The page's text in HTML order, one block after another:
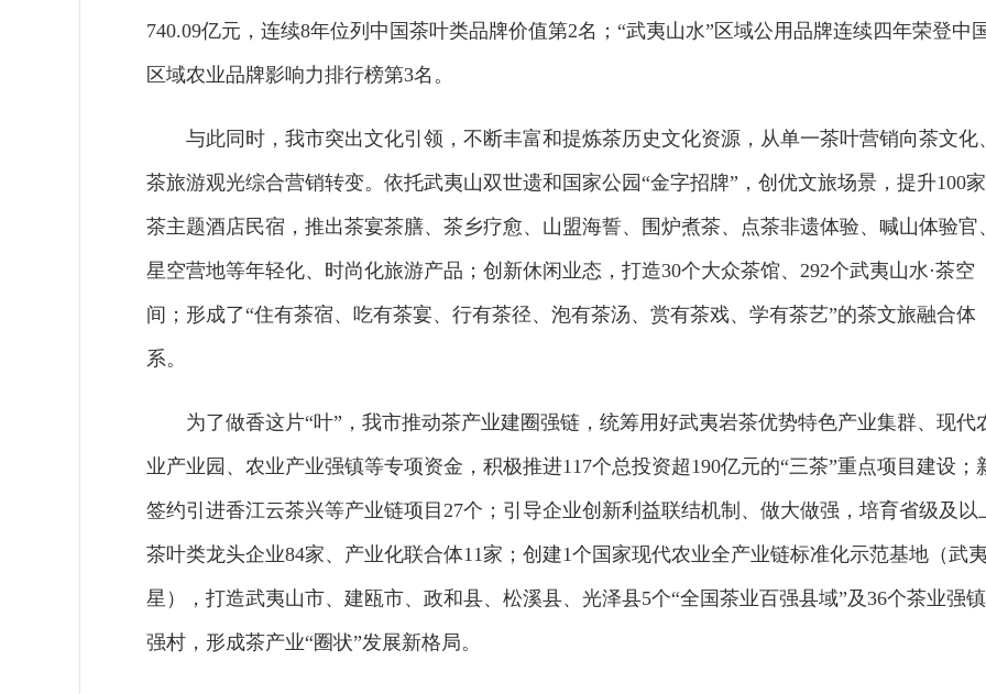
740.09亿元，连续8年位列中国茶叶类品牌价值第2名；“武夷山水”区域公用品牌连续四年荣登中
区域农业品牌影响力排行榜第3名。
与此同时，我市突出文化引领，不断丰富和提炼茶历史文化资源，从单一茶叶营销向茶文化、
茶旅游观光综合营销转变。依托武夷山双世遗和国家公园“金字招牌”，创优文旅场景，提升100家
茶主题酒店民宿，推出茶宴茶膳、茶乡疗愈、山盟海誓、围炉煮茶、点茶非遗体验、喊山体验官、
星空营地等年轻化、时尚化旅游产品；创新休闲业态，打造30个大众茶馆、292个武夷山水·茶空
间；形成了“住有茶宿、吃有茶宴、行有茶径、泡有茶汤、赏有茶戏、学有茶艺”的茶文旅融合体
系。
为了做香这片“叶”，我市推动茶产业建圈强链，统筹用好武夷岩茶优势特色产业集群、现代
业产业园、农业产业强镇等专项资金，积极推进117个总投资超190亿元的“三茶”重点项目建设；
签约引进香江云茶兴等产业链项目27个；引导企业创新利益联结机制、做大做强，培育省级及以
茶叶类龙头企业84家、产业化联合体11家；创建1个国家现代农业全产业链标准化示范基地（武夷
星），打造武夷山市、建瓯市、政和县、松溪县、光泽县5个“全国茶业百强县域”及36个茶业强镇
强村，形成茶产业“圈状”发展新格局。